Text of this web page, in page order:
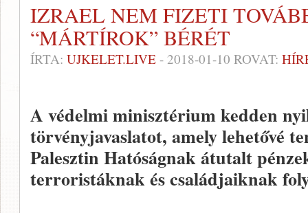
IZRAEL NEM FIZETI
“MÁRTÍROK” BÉRÉT
ÍRTA: UJKELET.LIVE - 2018-01-10 ROVAT:
A védelmi minisztérium kedden
törvényjavaslatot, amely lehetővé
Palesztin Hatóságnak átutalt
terroristáknak és családjaiknak